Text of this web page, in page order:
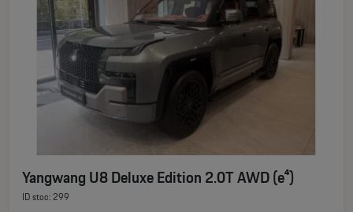
Yangwang U8 Deluxe Edition 2.0T AWD (e⁴)
ID stoc: 299